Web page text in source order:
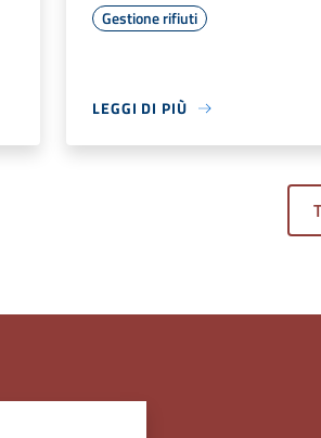
Gestione rifiuti
LEGGI DI PIÙ